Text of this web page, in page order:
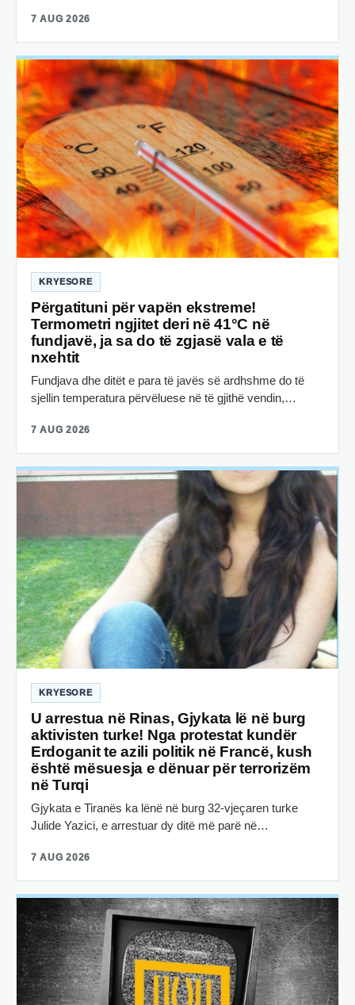
7 AUG 2026
KRYESORE
Përgatituni për vapën ekstreme!
Termometri ngjitet deri në 41°C në
fundjavë, ja sa do të zgjasë vala e të
nxehtit
Fundjava dhe ditët e para të javës së ardhshme do të
sjellin temperatura përvëluese në të gjithë vendin,…
7 AUG 2026
KRYESORE
U arrestua në Rinas, Gjykata lë në burg
aktivisten turke! Nga protestat kundër
Erdoganit te azili politik në Francë, kush
është mësuesja e dënuar për terrorizëm
në Turqi
Gjykata e Tiranës ka lënë në burg 32-vjeçaren turke
Julide Yazici, e arrestuar dy ditë më parë në…
7 AUG 2026